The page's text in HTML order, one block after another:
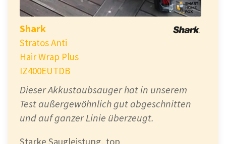
Shark
Stratos Anti
Hair Wrap Plus
IZ400EUTDB
Dieser Akkustaubsauger hat in unserem
Test außergewöhnlich gut abgeschnitten
und auf ganzer Linie überzeugt.